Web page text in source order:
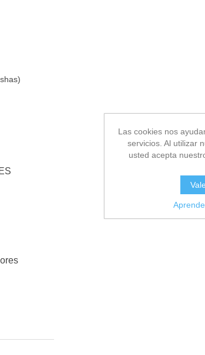
Las cookies nos
servicios. Al utilizar
usted acepta
Vale